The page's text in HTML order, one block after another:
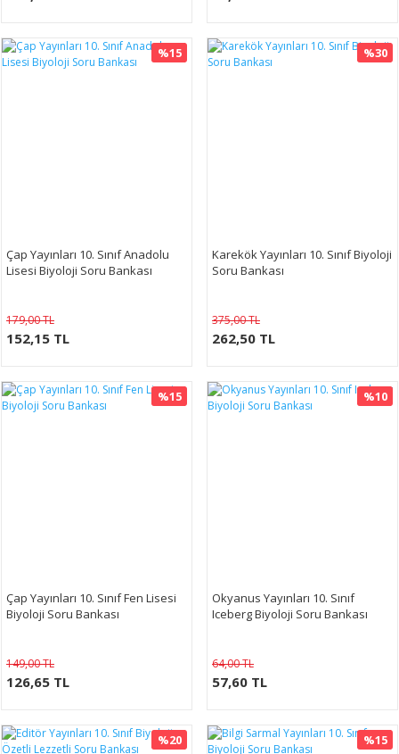
%15
Çap Yayınları 10. Sınıf Anadolu
Lisesi Biyoloji Soru Bankası
179,00 TL
152,15 TL
%30
Karekök Yayınları 10. Sınıf Biyoloji
Soru Bankası
375,00 TL
262,50 TL
%15
Çap Yayınları 10. Sınıf Fen Lisesi
Biyoloji Soru Bankası
149,00 TL
126,65 TL
%10
Okyanus Yayınları 10. Sınıf
Iceberg Biyoloji Soru Bankası
64,00 TL
57,60 TL
%20 %15